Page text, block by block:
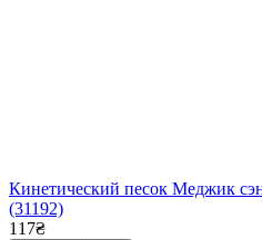
Кинетический песок Меджик
(31192)
117₴